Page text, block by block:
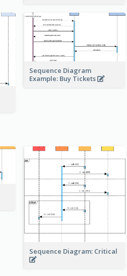
Sequence Diagram
Example: Buy Tickets
Sequence Diagram: Critical